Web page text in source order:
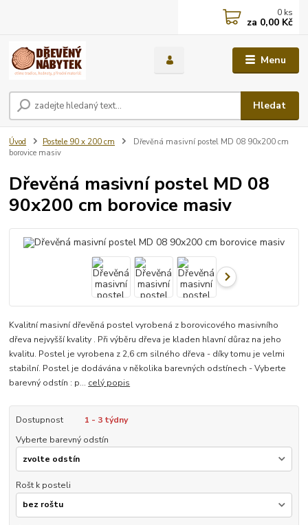
Menu
Hledat
0 ks
za 0,00 Kč
Úvod Postele 90 x 200 cm
Dřevěná masivní postel MD 08 90x200 cm
borovice masiv
Dřevěná masivní postel MD 08
90x200 cm borovice masiv
Kvalitní masivní dřevěná postel vyrobená z borovicového masivního
dřeva nejvyšší kvality . Při výběru dřeva je kladen hlavní důraz na jeho
kvalitu. Postel je vyrobena z 2,6 cm silného dřeva - díky tomu je velmi
stabilní. Postel je dodávána v několika barevných odstínech - Vyberte
barevný odstín : p... celý popis
Dostupnost
1 - 3 týdny
Vyberte barevný odstín
Rošt k posteli